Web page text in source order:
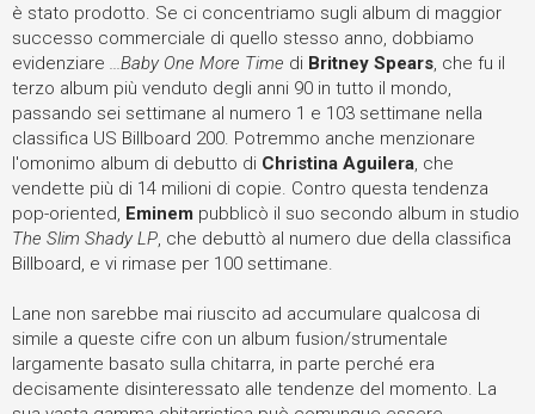
è stato prodotto. Se ci concentriamo sugli album di maggior
successo commerciale di quello stesso anno, dobbiamo
evidenziare ...Baby One More Time di Britney Spears, che fu il
terzo album più venduto degli anni 90 in tutto il mondo,
passando sei settimane al numero 1 e 103 settimane nella
classifica US Billboard 200. Potremmo anche menzionare
l'omonimo album di debutto di Christina Aguilera, che
vendette più di 14 milioni di copie. Contro questa tendenza
pop-oriented, Eminem pubblicò il suo secondo album in studio
The Slim Shady LP, che debuttò al numero due della classifica
Billboard, e vi rimase per 100 settimane.
Lane non sarebbe mai riuscito ad accumulare qualcosa di
simile a queste cifre con un album fusion/strumentale
largamente basato sulla chitarra, in parte perché era
decisamente disinteressato alle tendenze del momento. La